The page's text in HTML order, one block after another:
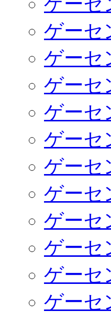
ゲーセ
ゲーセ
ゲーセ
ゲーセ
ゲーセ
ゲーセ
ゲーセ
ゲーセ
ゲーセ
ゲーセ
ゲーセ